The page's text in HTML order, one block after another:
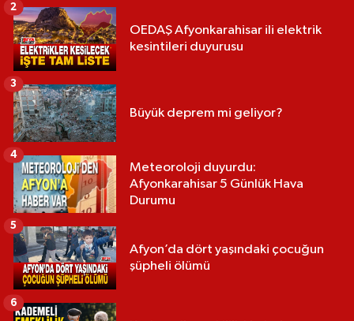
OEDAŞ Afyonkarahisar ili elektrik
kesintileri duyurusu
2
Büyük deprem mi geliyor?
3
Meteoroloji duyurdu:
Afyonkarahisar 5 Günlük Hava
Durumu
4
Afyon’da dört yaşındaki çocuğun
şüpheli ölümü
5
6